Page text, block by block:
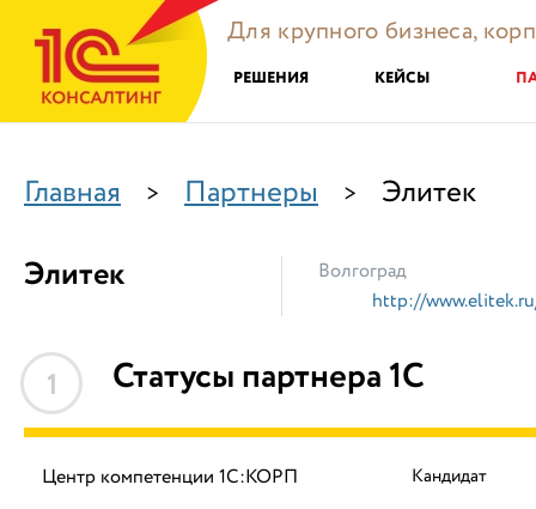
Для крупного бизнеса,
РЕШЕНИЯ КЕЙСЫ
Главная > Партнеры > Элитек
Элитек
Волгоград
http://
1 Статусы партнера 1С
Центр компетенции 1С:КОРП Кандидат